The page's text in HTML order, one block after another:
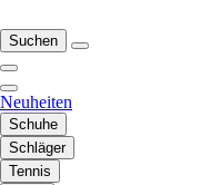
Suchen
Neuheiten
Schuhe
Schläger
Tennis